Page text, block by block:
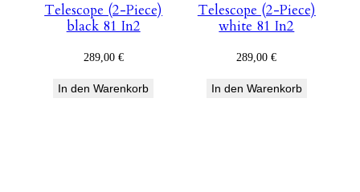
Telescope (2-Piece)
black 81 In2
289,00 €
In den Warenkorb
Telescope (2-Piece)
white 81 In2
289,00€
In den Warenkorb